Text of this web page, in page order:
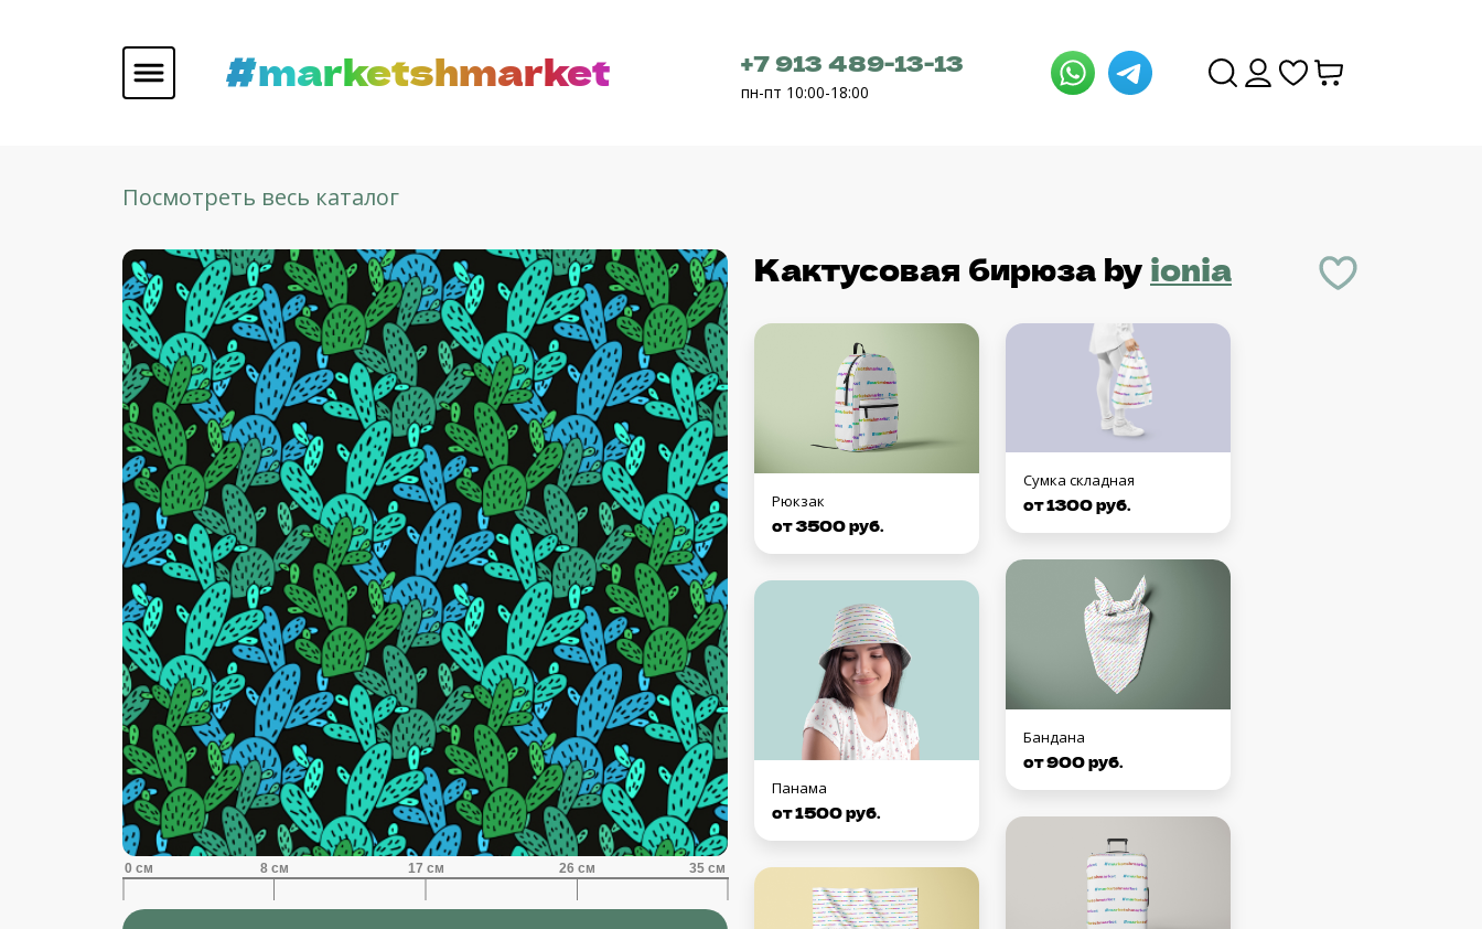
#marketshmarket +7 913 489-13-13
пн-пт 10:00-18:00
Посмотреть весь каталог
Кактусовая бирюза by ionia
Рюкзак
от 3500 руб.
Панама
от 1500 руб.
Сумка складная
от 1300 руб.
Бандана
от 900 руб.